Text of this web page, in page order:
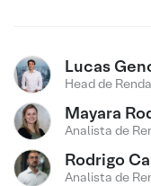
Lucas
Head de
Mayara
Analista de
Rodrigo
Analista de